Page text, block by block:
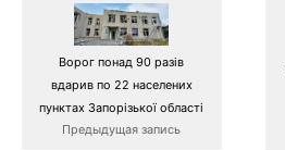
Ворог понад 90 разів
вдарив по 22 населених
пунктах Запорізької області
Предыдущая запись